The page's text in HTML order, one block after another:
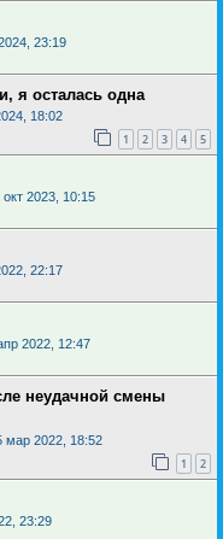
23:19
я осталась одна
18:02
1 2 3 4 5
окт 2023, 10:15
22:17
2022, 12:47
неудачной смены
мар 2022, 18:52
1 2
23:29